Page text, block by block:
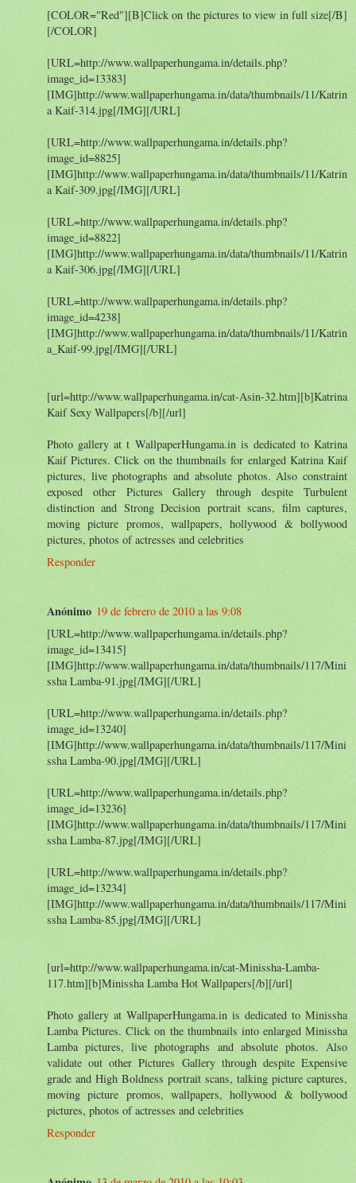
[COLOR="Red"][B]Click on the pictures to view in full size[/B]
[/COLOR]
[URL=http://www.wallpaperhungama.in/details.php?
image_id=13383]
[IMG]http://www.wallpaperhungama.in/data/thumbnails/11/Katrin
a Kaif-314.jpg[/IMG][/URL]
[URL=http://www.wallpaperhungama.in/details.php?
image_id=8825]
[IMG]http://www.wallpaperhungama.in/data/thumbnails/11/Katrin
a Kaif-309.jpg[/IMG][/URL]
[URL=http://www.wallpaperhungama.in/details.php?
image_id=8822]
[IMG]http://www.wallpaperhungama.in/data/thumbnails/11/Katrin
a Kaif-306.jpg[/IMG][/URL]
[URL=http://www.wallpaperhungama.in/details.php?
image_id=4238]
[IMG]http://www.wallpaperhungama.in/data/thumbnails/11/Katrin
a_Kaif-99.jpg[/IMG][/URL]
[url=http://www.wallpaperhungama.in/cat-Asin-32.htm][b]Katrina
Kaif Sexy Wallpapers[/b][/url]
Photo gallery at t WallpaperHungama.in is dedicated to Katrina
Kaif Pictures. Click on the thumbnails for enlarged Katrina Kaif
pictures, live photographs and absolute photos. Also constraint
exposed other Pictures Gallery through despite Turbulent
distinction and Strong Decision portrait scans, film captures,
moving picture promos, wallpapers, hollywood & bollywood
pictures, photos of actresses and celebrities
Responder
Anónimo 19 de febrero de 2010 a las 9:08
[URL=http://www.wallpaperhungama.in/details.php?
image_id=13415]
[IMG]http://www.wallpaperhungama.in/data/thumbnails/117/Mini
ssha Lamba-91.jpg[/IMG][/URL]
[URL=http://www.wallpaperhungama.in/details.php?
image_id=13240]
[IMG]http://www.wallpaperhungama.in/data/thumbnails/117/Mini
ssha Lamba-90.jpg[/IMG][/URL]
[URL=http://www.wallpaperhungama.in/details.php?
image_id=13236]
[IMG]http://www.wallpaperhungama.in/data/thumbnails/117/Mini
ssha Lamba-87.jpg[/IMG][/URL]
[URL=http://www.wallpaperhungama.in/details.php?
image_id=13234]
[IMG]http://www.wallpaperhungama.in/data/thumbnails/117/Mini
ssha Lamba-85.jpg[/IMG][/URL]
[url=http://www.wallpaperhungama.in/cat-Minissha-Lamba-
117.htm][b]Minissha Lamba Hot Wallpapers[/b][/url]
Photo gallery at WallpaperHungama.in is dedicated to Minissha
Lamba Pictures. Click on the thumbnails into enlarged Minissha
Lamba pictures, live photographs and absolute photos. Also
validate out other Pictures Gallery through despite Expensive
grade and High Boldness portrait scans, talking picture captures,
moving picture promos, wallpapers, hollywood & bollywood
pictures, photos of actresses and celebrities
Responder